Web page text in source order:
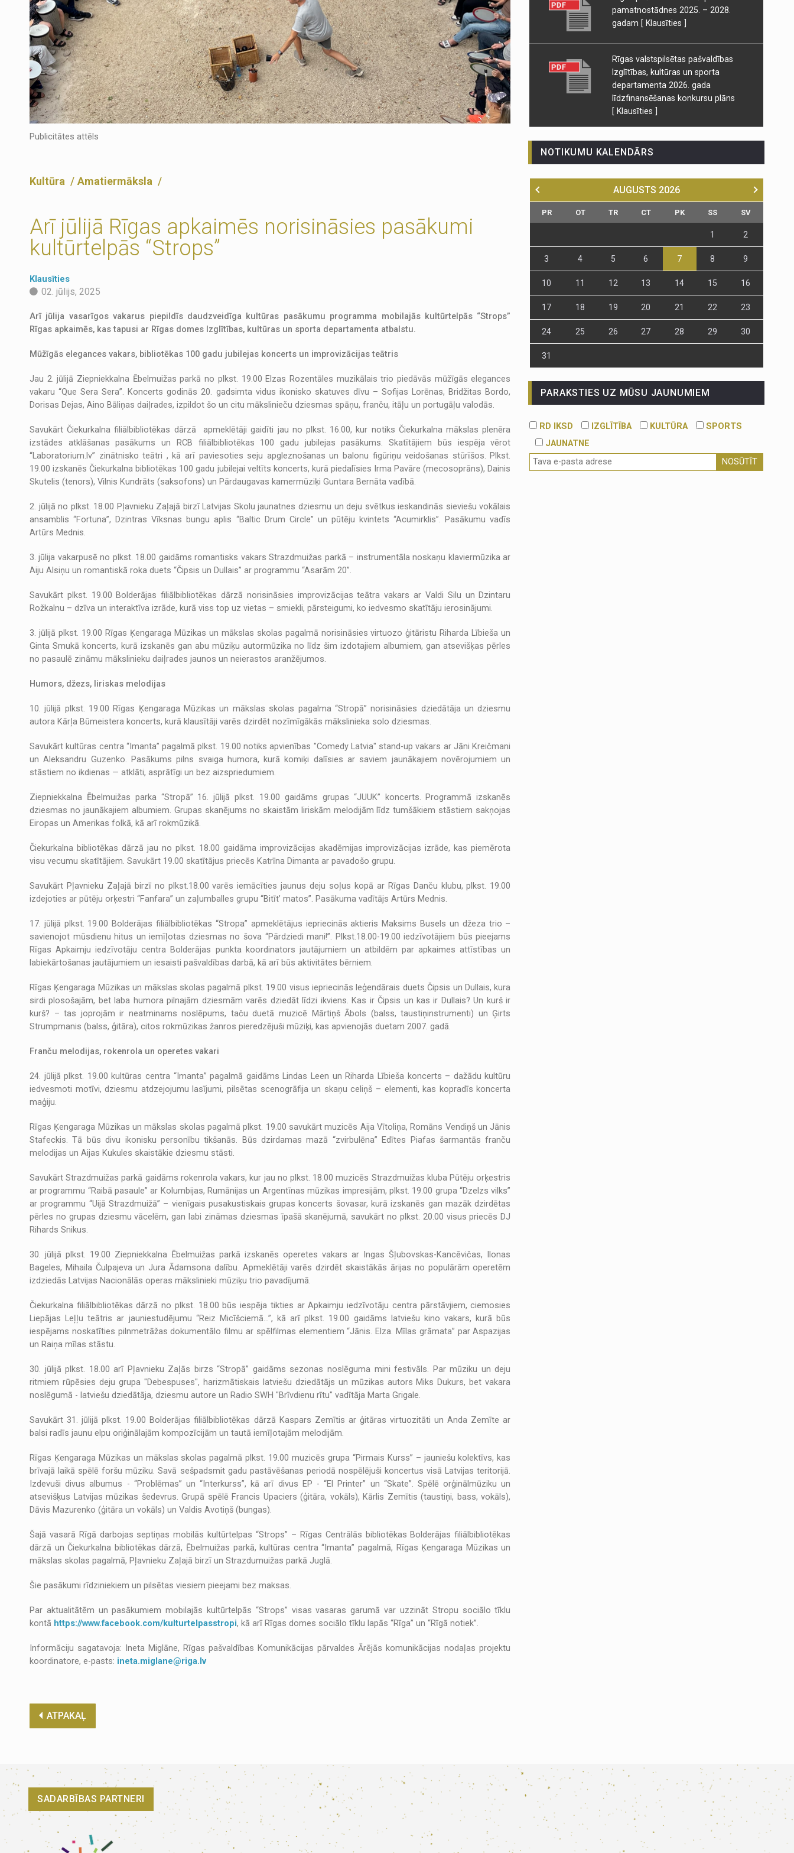
Publicitātes attēls
Kultūra Amatiermāksla
Arī jūlijā Rīgas apkaimēs norisināsies pasākumi
kultūrtelpās “Strops”
Klausīties
02. jūlijs, 2025
Arī jūlija vasarīgos vakarus piepildīs daudzveidīga kultūras pasākumu programma mobilajās kultūrtelpās “Strops”
Rīgas apkaimēs, kas tapusi ar Rīgas domes Izglītības, kultūras un sporta departamenta atbalstu.
Mūžīgās elegances vakars, bibliotēkas 100 gadu jubilejas koncerts un improvizācijas teātris
Jau 2. jūlijā Ziepniekkalna Ēbelmuižas parkā no plkst. 19.00 Elzas Rozentāles muzikālais trio piedāvās mūžīgās elegances
vakaru “Que Sera Sera”. Koncerts godinās 20. gadsimta vidus ikonisko skatuves dīvu – Sofijas Lorēnas, Bridžitas Bordo,
Dorisas Dejas, Aino Bāliņas daiļrades, izpildot šo un citu mākslinieču dziesmas spāņu, franču, itāļu un portugāļu valodās.
Savukārt Čiekurkalna filiālbibliotēkas dārzā apmeklētāji gaidīti jau no plkst. 16.00, kur notiks Čiekurkalna mākslas plenēra
izstādes atklāšanas pasākums un RCB filiālbibliotēkas 100 gadu jubilejas pasākums. Skatītājiem būs iespēja vērot
“Laboratorium.lv” zinātnisko teātri , kā arī paviesoties seju apgleznošanas un balonu figūriņu veidošanas stūrīšos. Plkst.
19.00 izskanēs Čiekurkalna bibliotēkas 100 gadu jubilejai veltīts koncerts, kurā piedalīsies Irma Pavāre (mecosoprāns), Dainis
Skutelis (tenors), Vilnis Kundrāts (saksofons) un Pārdaugavas kamermūziķi Guntara Bernāta vadībā.
2. jūlijā no plkst. 18.00 Pļavnieku Zaļajā birzī Latvijas Skolu jaunatnes dziesmu un deju svētkus ieskandinās sieviešu vokālais
ansamblis “Fortuna”, Dzintras Vīksnas bungu aplis “Baltic Drum Circle” un pūtēju kvintets “Acumirklis”. Pasākumu vadīs
Artūrs Mednis.
3. jūlija vakarpusē no plkst. 18.00 gaidāms romantisks vakars Strazdmuižas parkā – instrumentāla noskaņu klaviermūzika ar
Aiju Alsiņu un romantiskā roka duets “Čipsis un Dullais” ar programmu “Asarām 20”.
Savukārt plkst. 19.00 Bolderājas filiālbibliotēkas dārzā norisināsies improvizācijas teātra vakars ar Valdi Silu un Dzintaru
Rožkalnu – dzīva un interaktīva izrāde, kurā viss top uz vietas – smiekli, pārsteigumi, ko iedvesmo skatītāju ierosinājumi.
3. jūlijā plkst. 19.00 Rīgas Ķengaraga Mūzikas un mākslas skolas pagalmā norisināsies virtuozo ģitāristu Riharda Lībieša un
Ginta Smukā koncerts, kurā izskanēs gan abu mūziķu autormūzika no līdz šim izdotajiem albumiem, gan atsevišķas pērles
no pasaulē zināmu mākslinieku daiļrades jaunos un neierastos aranžējumos.
Humors, džezs, liriskas melodijas
10. jūlijā plkst. 19.00 Rīgas Ķengaraga Mūzikas un mākslas skolas pagalma “Stropā” norisināsies dziedātāja un dziesmu
autora Kārļa Būmeistera koncerts, kurā klausītāji varēs dzirdēt nozīmīgākās mākslinieka solo dziesmas.
Savukārt kultūras centra “Imanta” pagalmā plkst. 19.00 notiks apvienības "Comedy Latvia" stand-up vakars ar Jāni Kreičmani
un Aleksandru Guzenko. Pasākums pilns svaiga humora, kurā komiķi dalīsies ar saviem jaunākajiem novērojumiem un
stāstiem no ikdienas — atklāti, asprātīgi un bez aizspriedumiem.
Ziepniekkalna Ēbelmuižas parka “Stropā” 16. jūlijā plkst. 19.00 gaidāms grupas “JUUK” koncerts. Programmā izskanēs
dziesmas no jaunākajiem albumiem. Grupas skanējums no skaistām liriskām melodijām līdz tumšākiem stāstiem sakņojas
Eiropas un Amerikas folkā, kā arī rokmūzikā.
Čiekurkalna bibliotēkas dārzā jau no plkst. 18.00 gaidāma improvizācijas akadēmijas improvizācijas izrāde, kas piemērota
visu vecumu skatītājiem. Savukārt 19.00 skatītājus priecēs Katrīna Dimanta ar pavadošo grupu.
Savukārt Pļavnieku Zaļajā birzī no plkst.18.00 varēs iemācīties jaunus deju soļus kopā ar Rīgas Danču klubu, plkst. 19.00
izdejoties ar pūtēju orķestri “Fanfara” un zaļumballes grupu “Bitīt’ matos”. Pasākuma vadītājs Artūrs Mednis.
17. jūlijā plkst. 19.00 Bolderājas filiālbibliotēkas “Stropa” apmeklētājus iepriecinās aktieris Maksims Busels un džeza trio –
savienojot mūsdienu hitus un iemīļotas dziesmas no šova “Pārdziedi mani!”. Plkst.18.00-19.00 iedzīvotājiem būs pieejams
Rīgas Apkaimju iedzīvotāju centra Bolderājas punkta koordinators jautājumiem un atbildēm par apkaimes attīstības un
labiekārtošanas jautājumiem un iesaisti pašvaldības darbā, kā arī būs aktivitātes bērniem.
Rīgas Ķengaraga Mūzikas un mākslas skolas pagalmā plkst. 19.00 visus iepriecinās leģendārais duets Čipsis un Dullais, kura
sirdi plosošajām, bet laba humora pilnajām dziesmām varēs dziedāt līdzi ikviens. Kas ir Čipsis un kas ir Dullais? Un kurš ir
kurš? – tas joprojām ir neatminams noslēpums, taču duetā muzicē Mārtiņš Ābols (balss, taustiņinstrumenti) un Ģirts
Strumpmanis (balss, ģitāra), citos rokmūzikas žanros pieredzējuši mūziķi, kas apvienojās duetam 2007. gadā.
Franču melodijas, rokenrola un operetes vakari
24. jūlijā plkst. 19.00 kultūras centra “Imanta” pagalmā gaidāms Lindas Leen un Riharda Lībieša koncerts – dažādu kultūru
iedvesmoti motīvi, dziesmu atdzejojumu lasījumi, pilsētas scenogrāfija un skaņu celiņš – elementi, kas kopradīs koncerta
maģiju.
Rīgas Ķengaraga Mūzikas un mākslas skolas pagalmā plkst. 19.00 savukārt muzicēs Aija Vītoliņa, Romāns Vendiņš un Jānis
Stafeckis. Tā būs divu ikonisku personību tikšanās. Būs dzirdamas mazā “zvirbulēna” Edītes Piafas šarmantās franču
melodijas un Aijas Kukules skaistākie dziesmu stāsti.
Savukārt Strazdmuižas parkā gaidāms rokenrola vakars, kur jau no plkst. 18.00 muzicēs Strazdmuižas kluba Pūtēju orķestris
ar programmu “Raibā pasaule” ar Kolumbijas, Rumānijas un Argentīnas mūzikas impresijām, plkst. 19.00 grupa “Dzelzs vilks”
ar programmu “Uijā Strazdmuižā” – vienīgais pusakustiskais grupas koncerts šovasar, kurā izskanēs gan mazāk dzirdētas
pērles no grupas dziesmu vācelēm, gan labi zināmas dziesmas īpašā skanējumā, savukārt no plkst. 20.00 visus priecēs DJ
Rihards Snikus.
30. jūlijā plkst. 19.00 Ziepniekkalna Ēbelmuižas parkā izskanēs operetes vakars ar Ingas Šļubovskas-Kancēvičas, Ilonas
Bageles, Mihaila Čulpajeva un Jura Ādamsona dalību. Apmeklētāji varēs dzirdēt skaistākās ārijas no populārām operetēm
izdziedās Latvijas Nacionālās operas mākslinieki mūziķu trio pavadījumā.
Čiekurkalna filiālbibliotēkas dārzā no plkst. 18.00 būs iespēja tikties ar Apkaimju iedzīvotāju centra pārstāvjiem, ciemosies
Liepājas Leļļu teātris ar jauniestudējumu “Reiz Micīšciemā…”, kā arī plkst. 19.00 gaidāms latviešu kino vakars, kurā būs
iespējams noskatīties pilnmetrāžas dokumentālo filmu ar spēlfilmas elementiem “Jānis. Elza. Mīlas grāmata” par Aspazijas
un Raiņa mīlas stāstu.
30. jūlijā plkst. 18.00 arī Pļavnieku Zaļās birzs “Stropā” gaidāms sezonas noslēguma mini festivāls. Par mūziku un deju
ritmiem rūpēsies deju grupa "Debespuses", harizmātiskais latviešu dziedātājs un mūzikas autors Miks Dukurs, bet vakara
noslēgumā - latviešu dziedātāja, dziesmu autore un Radio SWH "Brīvdienu rītu" vadītāja Marta Grigale.
Savukārt 31. jūlijā plkst. 19.00 Bolderājas filiālbibliotēkas dārzā Kaspars Zemītis ar ģitāras virtuozitāti un Anda Zemīte ar
balsi radīs jaunu elpu oriģinālajām kompozīcijām un tautā iemīļotajām melodijām.
Rīgas Ķengaraga Mūzikas un mākslas skolas pagalmā plkst. 19.00 muzicēs grupa “Pirmais Kurss” – jauniešu kolektīvs, kas
brīvajā laikā spēlē foršu mūziku. Savā sešpadsmit gadu pastāvēšanas periodā nospēlējuši koncertus visā Latvijas teritorijā.
Izdevuši divus albumus - “Problēmas” un “Interkurss”, kā arī divus EP - “El Printer” un “Skate”. Spēlē orģinālmūziku un
atsevišķus Latvijas mūzikas šedevrus. Grupā spēlē Francis Upaciers (ģitāra, vokāls), Kārlis Zemītis (taustiņi, bass, vokāls),
Dāvis Mazurenko (ģitāra un vokāls) un Valdis Avotiņš (bungas).
Šajā vasarā Rīgā darbojas septiņas mobilās kultūrtelpas “Strops” – Rīgas Centrālās bibliotēkas Bolderājas filiālbibliotēkas
dārzā un Čiekurkalna bibliotēkas dārzā, Ēbelmuižas parkā, kultūras centra “Imanta” pagalmā, Rīgas Ķengaraga Mūzikas un
mākslas skolas pagalmā, Pļavnieku Zaļajā birzī un Strazdumuižas parkā Juglā.
Šie pasākumi rīdziniekiem un pilsētas viesiem pieejami bez maksas.
Par aktualitātēm un pasākumiem mobilajās kultūrtelpās “Strops” visas vasaras garumā var uzzināt Stropu sociālo tīklu
kontā https://www.facebook.com/kulturtelpasstropi, kā arī Rīgas domes sociālo tīklu lapās “Rīga” un “Rīgā notiek”.
Informāciju sagatavoja: Ineta Miglāne, Rīgas pašvaldības Komunikācijas pārvaldes Ārējās komunikācijas nodaļas projektu
koordinatore, e-pasts: ineta.miglane@riga.lv
ATPAKAĻ
pamatnostādnes 2025. – 2028.
gadam [ Klausīties ]
Rīgas valstspilsētas pašvaldības
Izglītības, kultūras un sporta
departamenta 2026. gada
līdzfinansēšanas konkursu plāns
[ Klausīties ]
NOTIKUMU KALENDĀRS
AUGUSTS 2026
PR OT TR CT PK SS SV
1 2
3 4 5 6 7 8 9
10 11 12 13 14 15 16
17 18 19 20 21 22 23
24 25 26 27 28 29 30
31
PARAKSTIES UZ MŪSU JAUNUMIEM
RD IKSD IZGLĪTĪBA KULTŪRA
SPORTS
JAUNATNE
NOSŪTĪT
SADARBĪBAS PARTNERI